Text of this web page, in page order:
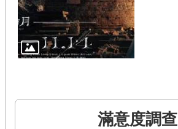
滿意度調查